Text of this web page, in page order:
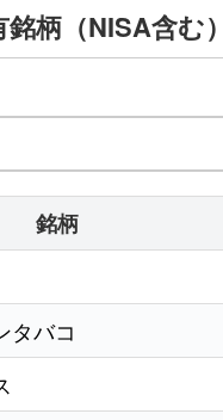
柄（NISA含む）
銘柄
タバコ